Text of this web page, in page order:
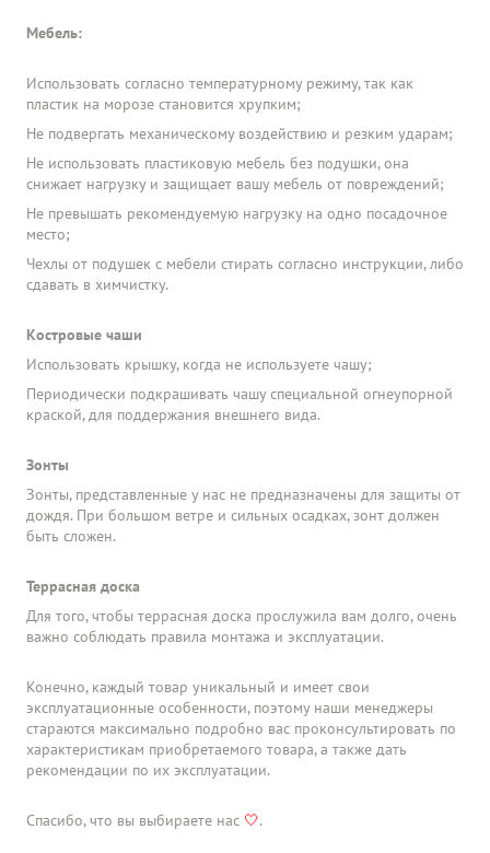
Мебель:
Использовать согласно температурному режиму, так как
пластик на морозе становится хрупким;
Не подвергать механическому воздействию и резким ударам;
Не использовать пластиковую мебель без подушки, она
снижает нагрузку и защищает вашу мебель от повреждений;
Не превышать рекомендуемую нагрузку на одно посадочное
место;
Чехлы от подушек с мебели стирать согласно инструкции, либо
сдавать в химчистку.
Костровые чаши
Использовать крышку, когда не используете чашу;
Периодически подкрашивать чашу специальной огнеупорной
краской, для поддержания внешнего вида.
Зонты
Зонты, представленные у нас не предназначены для защиты от
дождя. При большом ветре и сильных осадках, зонт должен
быть сложен.
Террасная доска
Для того, чтобы террасная доска прослужила вам долго, очень
важно соблюдать правила монтажа и эксплуатации.
Конечно, каждый товар уникальный и имеет свои
эксплуатационные особенности, поэтому наши менеджеры
стараются максимально подробно вас проконсультировать по
характеристикам приобретаемого товара, а также дать
рекомендации по их эксплуатации.
Спасибо, что вы выбираете нас 🤍.